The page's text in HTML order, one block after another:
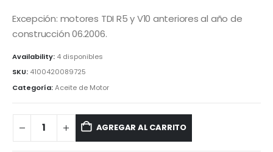
Excepción: motores TDI R5 y V10 anteriores al año de
construcción 06.2006.
Availability: 4 disponibles
SKU: 4100420089725
Categoría:Aceite de Motor
AGREGAR AL CARRITO